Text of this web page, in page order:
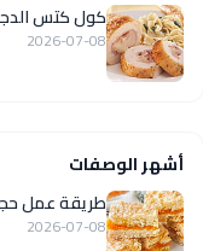
كول كتس
2026-07-08
أشهر الوصفات
طريقة عمل
2026-07-08